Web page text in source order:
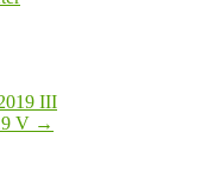
III
V →